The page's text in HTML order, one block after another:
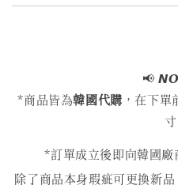
📢
*商品皆為韓國代購 ，在下
寸
*訂單成立後即向韓國
除了商品本身瑕疵可更換新